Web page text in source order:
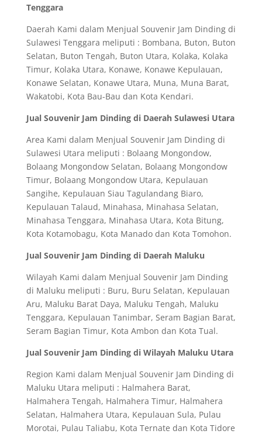
Tenggara
Daerah Kami dalam Menjual Souvenir Jam Dinding di
Sulawesi Tenggara meliputi : Bombana, Buton, Buton
Selatan, Buton Tengah, Buton Utara, Kolaka, Kolaka
Timur, Kolaka Utara, Konawe, Konawe Kepulauan,
Konawe Selatan, Konawe Utara, Muna, Muna Barat,
Wakatobi, Kota Bau-Bau dan Kota Kendari.
Jual Souvenir Jam Dinding di Daerah Sulawesi Utara
Area Kami dalam Menjual Souvenir Jam Dinding di
Sulawesi Utara meliputi : Bolaang Mongondow,
Bolaang Mongondow Selatan, Bolaang Mongondow
Timur, Bolaang Mongondow Utara, Kepulauan
Sangihe, Kepulauan Siau Tagulandang Biaro,
Kepulauan Talaud, Minahasa, Minahasa Selatan,
Minahasa Tenggara, Minahasa Utara, Kota Bitung,
Kota Kotamobagu, Kota Manado dan Kota Tomohon.
Jual Souvenir Jam Dinding di Daerah Maluku
Wilayah Kami dalam Menjual Souvenir Jam Dinding
di Maluku meliputi : Buru, Buru Selatan, Kepulauan
Aru, Maluku Barat Daya, Maluku Tengah, Maluku
Tenggara, Kepulauan Tanimbar, Seram Bagian Barat,
Seram Bagian Timur, Kota Ambon dan Kota Tual.
Jual Souvenir Jam Dinding di Wilayah Maluku Utara
Region Kami dalam Menjual Souvenir Jam Dinding di
Maluku Utara meliputi : Halmahera Barat,
Halmahera Tengah, Halmahera Timur, Halmahera
Selatan, Halmahera Utara, Kepulauan Sula, Pulau
Morotai, Pulau Taliabu, Kota Ternate dan Kota Tidore